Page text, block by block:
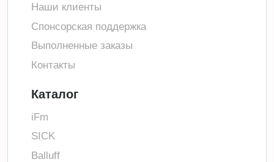
Наши клиенты
Спонсорская поддержка
Выполненные заказы
Контакты
Каталог
iFm
SICK
Balluff